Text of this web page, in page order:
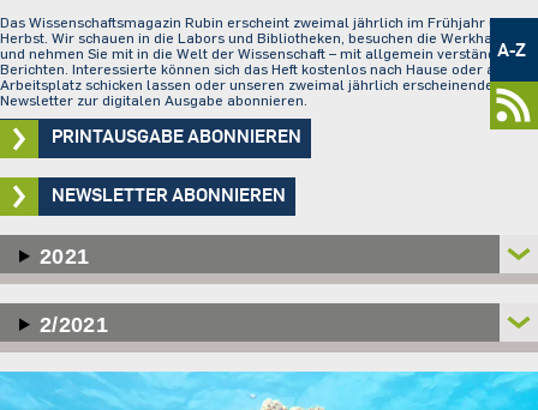
ÜBER UNS
EINRICHTUNGEN
Metamenü
-
Newsportal
A-Z
Das Wissenschaftsmagazin Rubin erscheint zweimal jährlich im Frühjahr und
Herbst. Wir schauen in die Labors und Bibliotheken, besuchen die Werkhallen
und nehmen Sie mit in die Welt der Wissenschaft – mit allgemein verständlichen
Berichten. Interessierte können sich das Heft kostenlos nach Hause oder an den
Arbeitsplatz schicken lassen oder unseren zweimal jährlich erscheinenden
Newsletter zur digitalen Ausgabe abonnieren.
PRINTAUSGABE ABONNIEREN
NEWSLETTER ABONNIEREN
2021
2/2021